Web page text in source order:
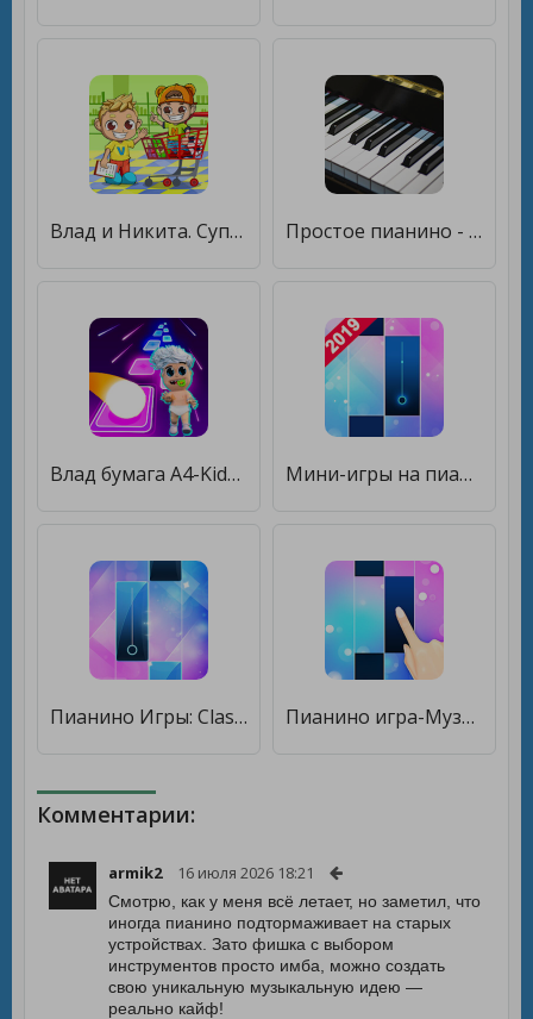
Влад и Никита. Супермаркет для детей [Бесплатные покупки] Простое пианино - до ре ми [Мод меню]
Влад бумага A4-Kids Dancing Tiles Hop [Мод меню] Мини-игры на пианино [Много денег]
Пианино Игры: Classical песня [Много денег] Пианино игра-Музыкальная игра [Много денег]
Комментарии:
armik2 16 июля 2026 18:21
Смотрю, как у меня всё летает, но заметил, что
иногда пианино подтормаживает на старых
устройствах. Зато фишка с выбором
инструментов просто имба, можно создать
свою уникальную музыкальную идею —
реально кайф!